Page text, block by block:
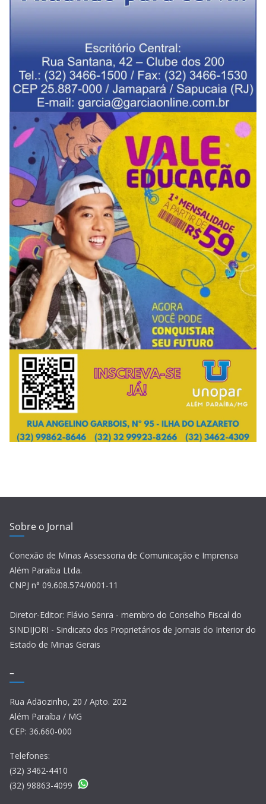
Sobre o Jornal
Conexão de Minas Assessoria de Comunicação e Imprensa
Além Paraíba Ltda.
CNPJ n° 09.608.574/0001-11
Diretor-Editor: Flávio Senra - membro do Conselho Fiscal do
SINDIJORI - Sindicato dos Proprietários de Jornais do Interior do
Estado de Minas Gerais
–
Rua Adãozinho, 20 / Apto. 202
Além Paraíba / MG
CEP: 36.660-000
Telefones:
(32) 3462-4410
(32) 98863-4099